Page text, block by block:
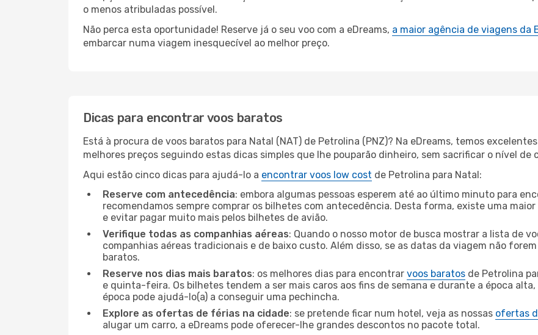
o menos atribuladas possível.
Não perca esta oportunidade! Reserve já o seu voo com a eDreams, a maior agência de viagens da
embarcar numa viagem inesquecível ao melhor preço.
Dicas para encontrar voos baratos
Está à procura de voos baratos para Natal (NAT) de Petrolina (PNZ)? Na eDreams, temos
melhores preços seguindo estas dicas simples que lhe pouparão dinheiro, sem sacrificar o nível de
Aqui estão cinco dicas para ajudá-lo a encontrar voos low cost de Petrolina para Natal:
Reserve com antecedência: embora algumas pessoas esperem até ao último minuto para
recomendamos sempre comprar os bilhetes com antecedência. Desta forma, existe uma
e evitar pagar muito mais pelos bilhetes de avião.
Verifique todas as companhias aéreas: Quando o nosso motor de busca mostrar a lista de
companhias aéreas tradicionais e de baixo custo. Além disso, se as datas da viagem não
baratos.
Reserve nos dias mais baratos: os melhores dias para encontrar voos baratos de Petrolina
e quinta-feira. Os bilhetes tendem a ser mais caros aos fins de semana e durante a época
época pode ajudá-lo(a) a conseguir uma pechincha.
Explore as ofertas de férias na cidade: se pretende ficar num hotel, veja as nossas ofertas
alugar um carro, a eDreams pode oferecer-lhe grandes descontos no pacote total.